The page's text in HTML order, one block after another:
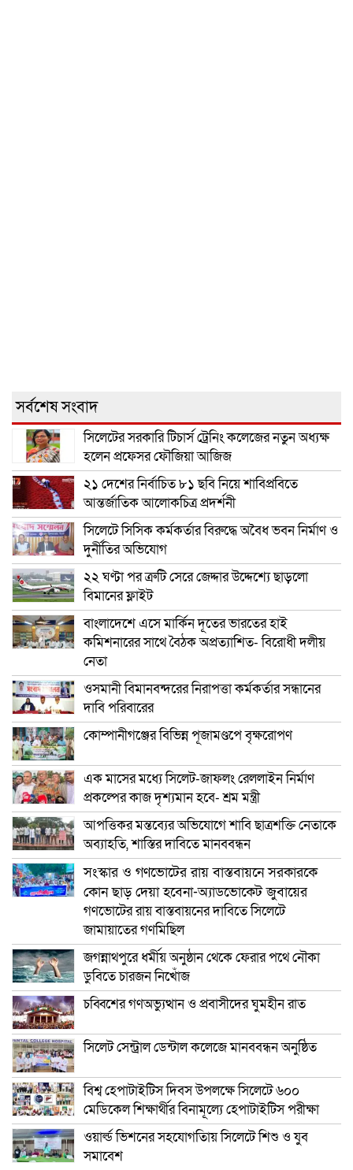
সর্বশেষ সংবাদ
সিলেটের সরকারি টিচার্স ট্রেনিং কলেজের নতুন অধ্যক্ষ
হলেন প্রফেসর ফৌজিয়া আজিজ
২১ দেশের নির্বাচিত ৮১ ছবি নিয়ে শাবিপ্রবিতে
আন্তর্জাতিক আলোকচিত্র প্রদর্শনী
সিলেটে সিসিক কর্মকর্তার বিরুদ্ধে অবৈধ ভবন নির্মাণ ও
দুর্নীতির অভিযোগ
২২ ঘণ্টা পর ত্রুটি সেরে জেদ্দার উদ্দেশ্যে ছাড়লো
বিমানের ফ্লাইট
বাংলাদেশে এসে মার্কিন দূতের ভারতের হাই
কমিশনারের সাথে বৈঠক অপ্রত্যাশিত- বিরোধী দলীয়
নেতা
ওসমানী বিমানবন্দরের নিরাপত্তা কর্মকর্তার সন্ধানের
দাবি পরিবারের
কোম্পানীগঞ্জের বিভিন্ন পূজামণ্ডপে বৃক্ষরোপণ
এক মাসের মধ্যে সিলেট-জাফলং রেললাইন নির্মাণ
প্রকল্পের কাজ দৃশ্যমান হবে- শ্রম মন্ত্রী
আপত্তিকর মন্তব্যের অভিযোগে শাবি ছাত্রশক্তি নেতাকে
অব্যাহতি, শাস্তির দাবিতে মানববন্ধন
সংস্কার ও গণভোটের রায় বাস্তবায়নে সরকারকে
কোন ছাড় দেয়া হবেনা-অ্যাডভোকেট জুবায়ের
গণভোটের রায় বাস্তবায়নের দাবিতে সিলেটে
জামায়াতের গণমিছিল
জগন্নাথপুরে ধর্মীয় অনুষ্ঠান থেকে ফেরার পথে নৌকা
ডুবিতে চারজন নিখোঁজ
চব্বিশের গণঅভ্যুত্থান ও প্রবাসীদের ঘুমহীন রাত
সিলেট সেন্ট্রাল ডেন্টাল কলেজে মানববন্ধন অনুষ্ঠিত
বিশ্ব হেপাটাইটিস দিবস উপলক্ষে সিলেটে ৬০০
মেডিকেল শিক্ষার্থীর বিনামূল্যে হেপাটাইটিস পরীক্ষা
ওয়ার্ল্ড ভিশনের সহযোগতিায় সিলেটে শিশু ও যুব
সমাবেশ